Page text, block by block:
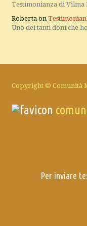
Testimonianza di
Roberta on
Uno dei tanti doni che
Copyright © Comunità
Per inviare